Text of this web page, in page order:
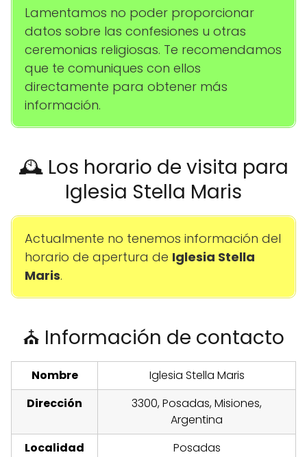
Lamentamos no poder proporcionar
datos sobre las confesiones u otras
ceremonias religiosas. Te recomendamos
que te comuniques con ellos
directamente para obtener más
información.
🕰️ Los horario de visita para
Iglesia Stella Maris
Actualmente no tenemos información del
horario de apertura de Iglesia Stella
Maris.
⛪ Información de contacto
Nombre
Iglesia Stella Maris
Dirección
3300, Posadas, Misiones,
Argentina
Localidad
Posadas